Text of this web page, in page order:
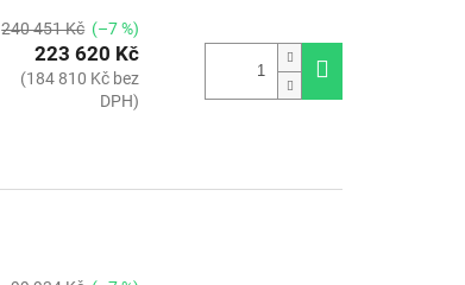
240 451 Kč (–7 %)
223 620 Kč
(184 810 Kč bez
DPH)